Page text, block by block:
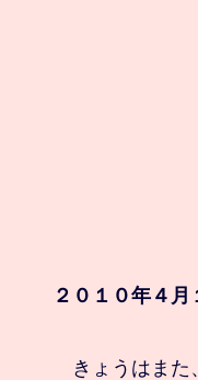
２０１０年４月
きょうはまた